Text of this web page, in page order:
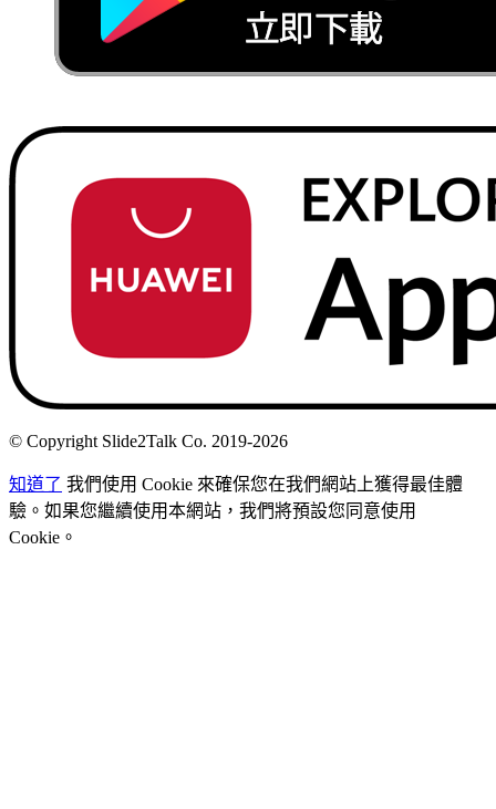
© Copyright Slide2Talk Co. 2019-2026
知道了 我們使用 Cookie 來確保您在我們網站上獲得最佳體
驗。如果您繼續使用本網站，我們將預設您同意使用
Cookie。